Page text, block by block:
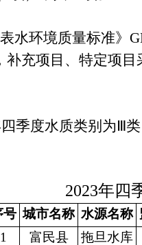
水环境质量标准》
补充项目、特定项
四季度水质类别 为Ⅲ
2023年四
号 城市名称 水源名称
1
富民县 拖旦水库